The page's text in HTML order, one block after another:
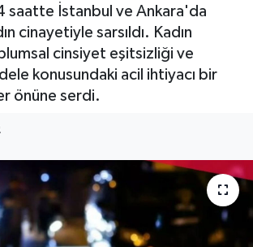
saatte İstanbul ve Ankara'da
cinayetiyle sarsıldı. Kadın
cinsiyet eşitsizliği ve
konusundaki acil ihtiyacı bir
önüne serdi.
Haberleri